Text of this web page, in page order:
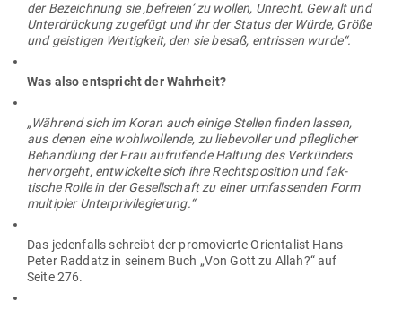
der Bezeichnung sie ‚befreien’ zu wollen, Unrecht, Gewalt und
Unter­drü­ckung zugefügt und ihr der Status der Würde, Größe
und geis­tigen Wer­tigkeit, den sie besaß, ent­rissen wurde“.
Was also ent­spricht der Wahrheit?
„Während sich im Koran auch einige Stellen finden lassen,
aus denen eine wohl­wol­lende, zu lie­be­voller und pfleg­licher
Behandlung der Frau auf­ru­fende Haltung des Ver­künders
her­vorgeht, ent­wi­ckelte sich ihre Rechts­po­sition und fak­
tische Rolle in der Gesell­schaft zu einer umfas­senden Form
mul­tipler Unterprivilegierung.“
Das jeden­falls schreibt der pro­mo­vierte Ori­en­talist Hans-
Peter Raddatz in seinem Buch „Von Gott zu Allah?“ auf
Seite 276.